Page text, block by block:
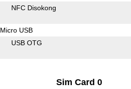
NFC Disokong
Micro USB
USB OTG
Sim Card 0